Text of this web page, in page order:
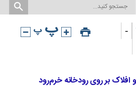
-
بر روی رودخانه خرم‌‌رود